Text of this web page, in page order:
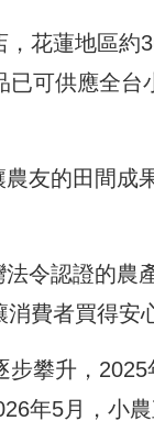
花蓮地區約
可供應全台
友的田間成
令認證的農
費者買得安
攀升，
年5月，小